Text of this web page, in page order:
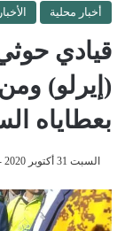
أخبار محلية الأخبار
قيادي
(إيرلو)
بعطاياه
السبت 31 أكتوبر 2020 - 9:45 مساءً